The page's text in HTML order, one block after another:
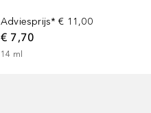
Adviesprijs* € 11,00
€ 7,70
14 ml